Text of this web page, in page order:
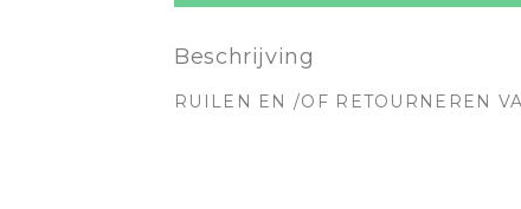
Beschrijving
RUILEN EN /OF RETOURNEREN